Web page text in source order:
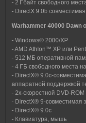
- 2 Гбайт свободного
- DirectX 9.0b
Warhammer 40000 Dawn
- Windows® 2000/XP
- AMD Athlon™ XP или
- 512 МБ оперативной
- 4 ГБ свободного места
- DirectX® 9.0c-
аппаратной поддержкой
- 2x-скоростной DVD-ROM
- DirectX® 9-совместимая
- DirectX® 9.0c
- Клавиатура, мышь